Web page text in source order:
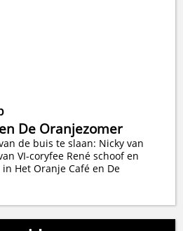
De Oranjezomer
de buis te slaan: Nicky van
VI-coryfee René schoof en
Het Oranje Café en De